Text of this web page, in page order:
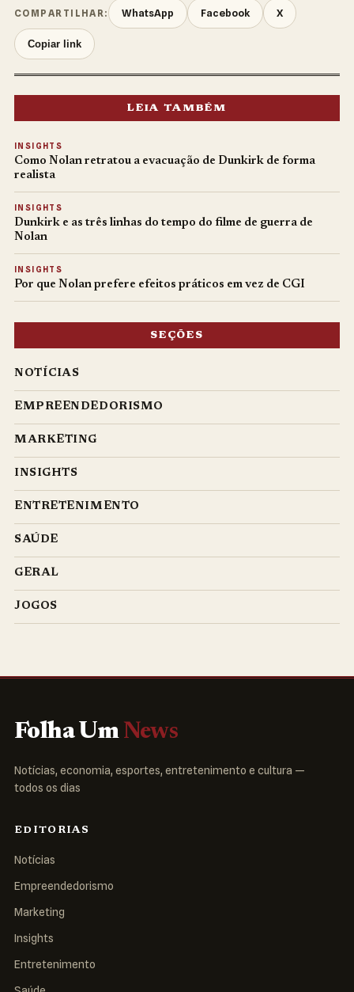
COMPARTILHAR: WhatsApp Facebook X
Copiar link
LEIA TAMBÉM
INSIGHTS
Como Nolan retratou a evacuação de Dunkirk de forma
realista
INSIGHTS
Dunkirk e as três linhas do tempo do filme de guerra de
Nolan
INSIGHTS
Por que Nolan prefere efeitos práticos em vez de CGI
SEÇÕES
NOTÍCIAS
EMPREENDEDORISMO
MARKETING
INSIGHTS
ENTRETENIMENTO
SAÚDE
GERAL
JOGOS
Folha Um News
Notícias, economia, esportes, entretenimento e cultura —
todos os dias
EDITORIAS
Notícias
Empreendedorismo
Marketing
Insights
Entretenimento